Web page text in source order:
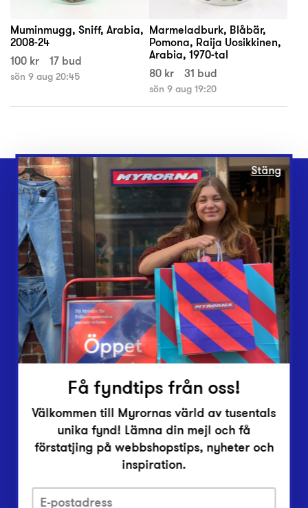
Muminmugg, Sniff, Arabia,
2008-24
100 kr
17 bud
sön 9 aug 20:45
Marmeladburk, Blåbär,
Pomona, Raija Uosikkinen,
Arabia, 1970-tal
80 kr
31 bud
sön 9 aug 19:20
Webbshop
Butiker
Lämna in
Vårt överskott
Inlämningsplatser
Om Myrorna
Lediga jobb
Pressrum
Integritetsskyddspolicy
Stäng
Få fyndtips från oss!
Välkommen till Myrornas värld av tusentals
unika fynd! Lämna din mejl och få
förstatjing på webbshopstips, nyheter och
inspiration.